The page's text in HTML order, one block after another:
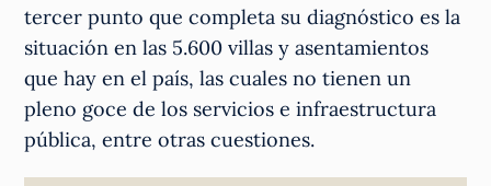
tercer punto que completa su diagnóstico es la
situación en las 5.600 villas y asentamientos
que hay en el país, las cuales no tienen un
pleno goce de los servicios e infraestructura
pública, entre otras cuestiones.